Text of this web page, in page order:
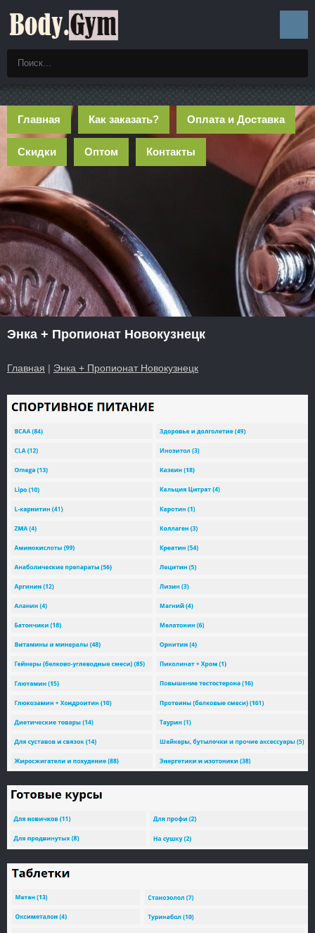
Главная Как заказать? Оплата и Доставка
Скидки Оптом Контакты
Энка + Пропионат Новокузнецк
Главная | Энка + Пропионат Новокузнецк